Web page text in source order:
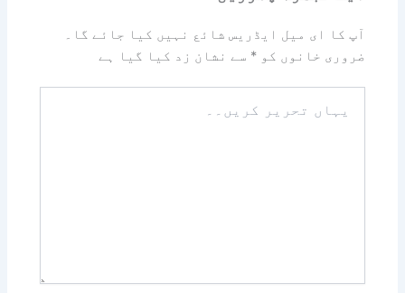
آپ کا ای میل ایڈریس شائع نہیں کیا جائے گا۔
ضروری خانوں کو* سے نشان زد کیا گیا ہے
تحریر